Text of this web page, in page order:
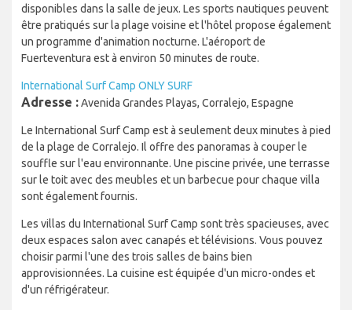
disponibles dans la salle de jeux. Les sports nautiques peuvent
être pratiqués sur la plage voisine et l'hôtel propose également
un programme d'animation nocturne. L'aéroport de
Fuerteventura est à environ 50 minutes de route.
International Surf Camp ONLY SURF
Adresse :Avenida Grandes Playas, Corralejo, Espagne
Le International Surf Camp est à seulement deux minutes à pied
de la plage de Corralejo. Il offre des panoramas à couper le
souffle sur l'eau environnante. Une piscine privée, une terrasse
sur le toit avec des meubles et un barbecue pour chaque villa
sont également fournis.
Les villas du International Surf Camp sont très spacieuses, avec
deux espaces salon avec canapés et télévisions. Vous pouvez
choisir parmi l'une des trois salles de bains bien
approvisionnées. La cuisine est équipée d'un micro-ondes et
d'un réfrigérateur.